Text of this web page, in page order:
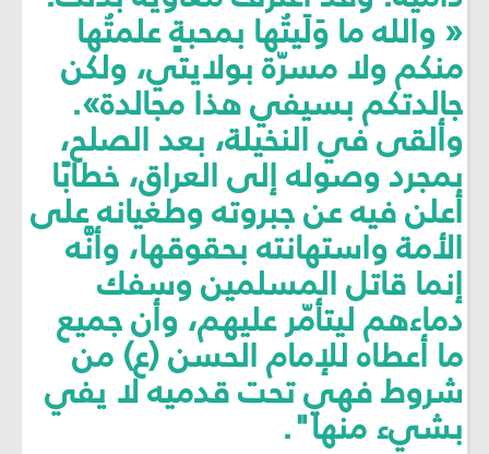
« والله ما وَلَيتُها بمحبةٍ علمتُها
منكم ولا مسرّة بولايتي، ولكن
جالدتكم بسيفي هذا مجالدة».
وألقى في النخيلة، بعد الصلح،
بمجرد وصوله إلى العراق، خطابًا
أعلن فيه عن جبروته وطغيانه على
الأمة واستهانته بحقوقها، وأنَّه
إنما قاتل المسلمين وسفك
دماءهم ليتأمّر عليهم، وأن جميع
ما أعطاه للإمام الحسن (ع) من
شروط فهي تحت قدميه لا يفي
بشيء منها".